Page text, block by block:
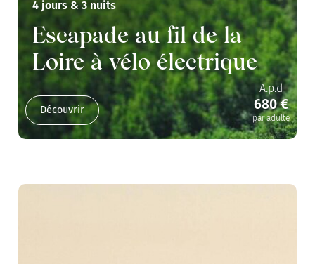
4 jours & 3 nuits
Escapade au fil de la
Loire à vélo électrique
Découvrir
A.p.d
680 €
par adulte